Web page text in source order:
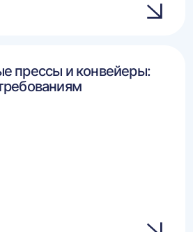
прессы и конвейеры: